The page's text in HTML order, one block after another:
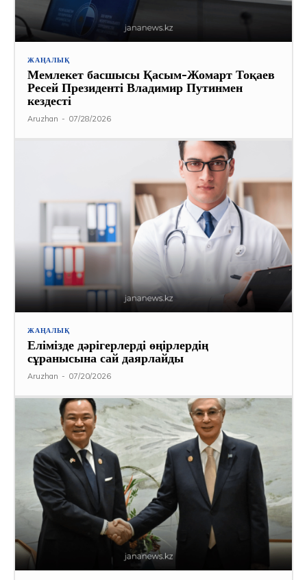
ЖАҢАЛЫҚ
Мемлекет басшысы Қасым-Жомарт Тоқаев
Ресей Президенті Владимир Путинмен
кездесті
Aruzhan - 07/28/2026
ЖАҢАЛЫҚ
Елімізде дәрігерлерді өңірлердің
сұранысына сай даярлайды
Aruzhan - 07/20/2026